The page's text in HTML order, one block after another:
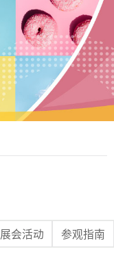
展会活动 参观指南